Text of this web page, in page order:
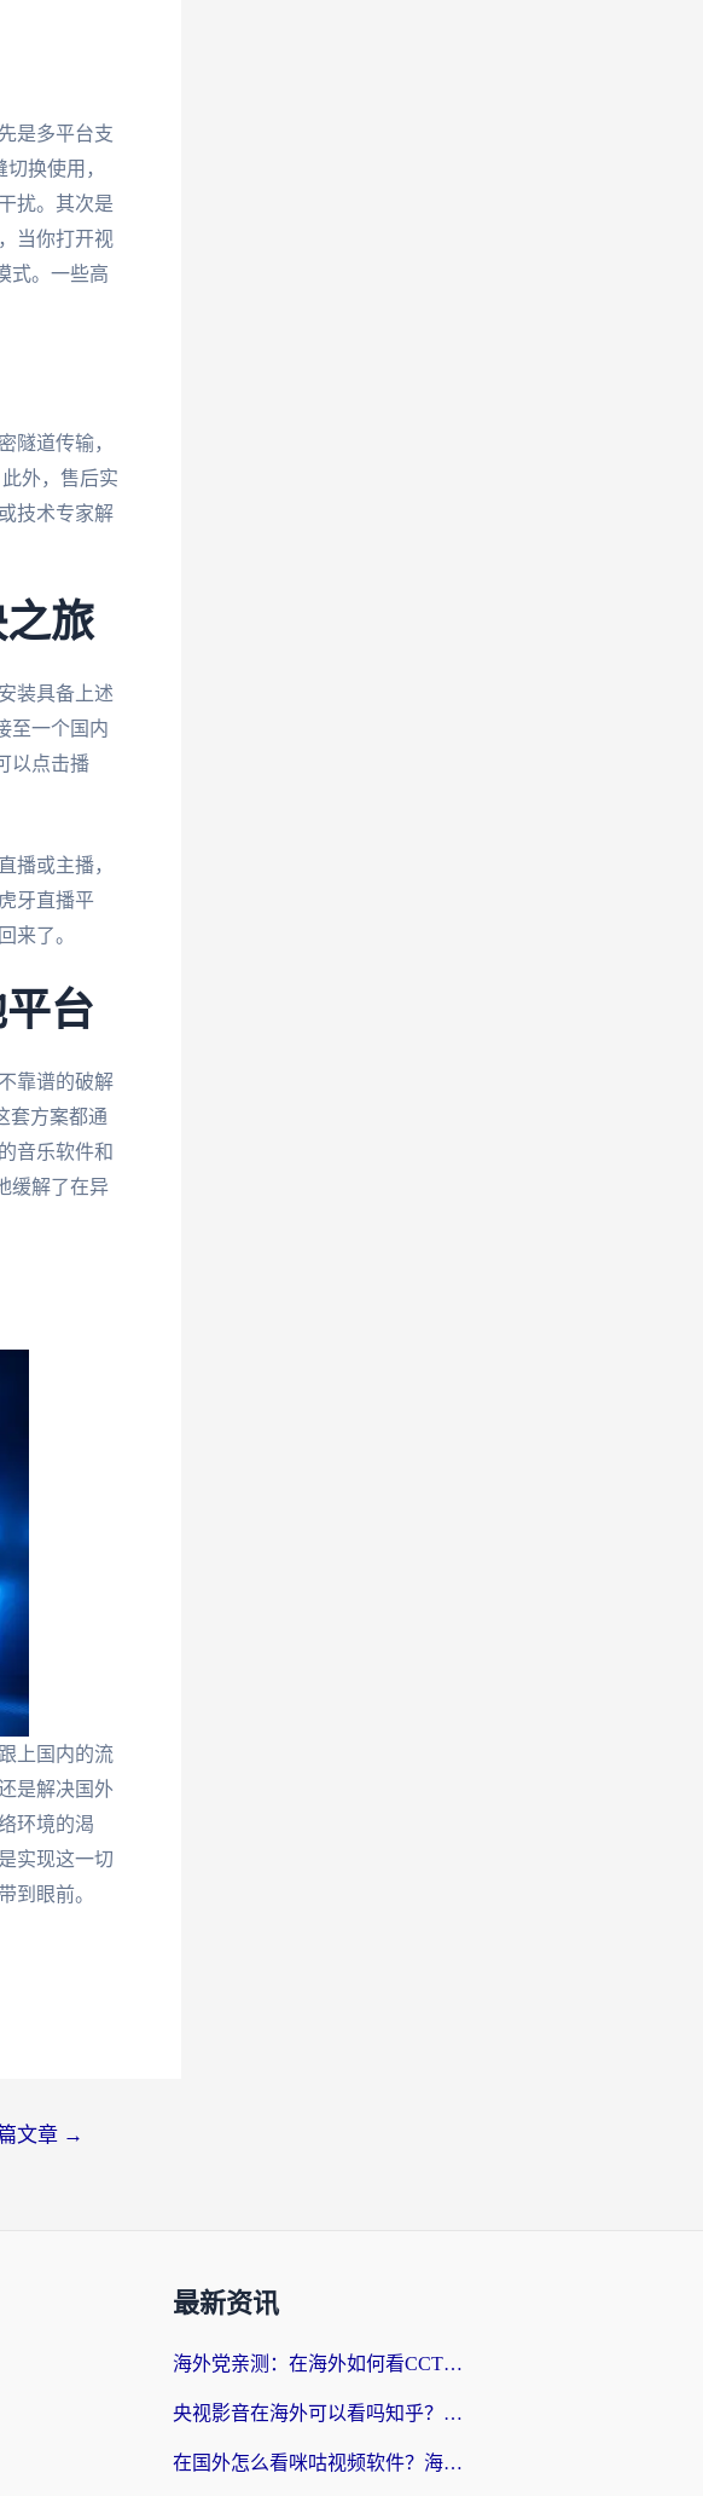
是多平台支
换使用，
扰。其次是
当你打开视
式。一些高
隧道传输，
外，售后实
技术专家解
旅
装具备上述
至一个国内
以点击播
播或主播，
牙直播平
来了。
台
靠谱的破解
套方案都通
音乐软件和
缓解了在异
上国内的流
是解决国外
环境的渴
实现这一切
到眼前。
文章 →
最新资讯
海外党亲测：在海外如何看CCTV？告别“仅限大陆播放”的实用指南
央视影音在海外可以看吗知乎？留学生亲测：3步解决地域限制+追剧自由
在国外怎么看咪咕视频软件？海外党亲测有效的回国加速方案